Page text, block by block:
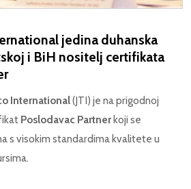
jedina duhanska
i BiH nositelj certifikata
International(JTI) je na prigodnoj
Poslodavac Partnerkoji se
s visokim standardima kvalitete u